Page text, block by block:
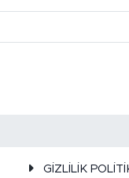
GİZLİLİK